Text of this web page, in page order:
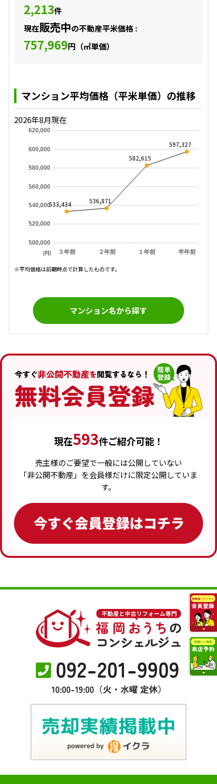
2,213件
現在販売中の不動産平米価格 :
757,969円（㎡単価）
マンション平均価格（平米単価）の推移
2026年8月現在
３年前 ２年前 １年前 半年前
500,000
520,000
540,000
560,000
580,000
600,000
620,000
533,434 536,871
582,615
597,327
(円)
※平均価格は前期時点で計算したものです。
マンション名から探す
現在593件ご紹介可能！
売主様のご要望で一般には公開していない
「非公開不動産」を会員様だけに限定公開していま
す。